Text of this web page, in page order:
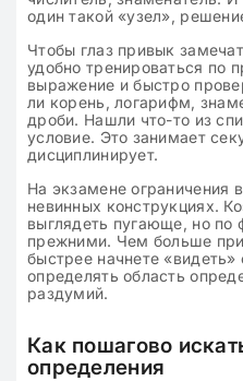
один такой «узел»,
Чтобы глаз привык
удобно тренироваться по
выражение и быстро
ли корень, логарифм,
дроби. Нашли что-то из
условие. Это занимает
дисциплинирует.
На экзамене ограничения
невинных конструкциях.
выглядеть пугающе, но по
прежними. Чем больше
быстрее начнете
определять область
раздумий.
Как пошагово
определения